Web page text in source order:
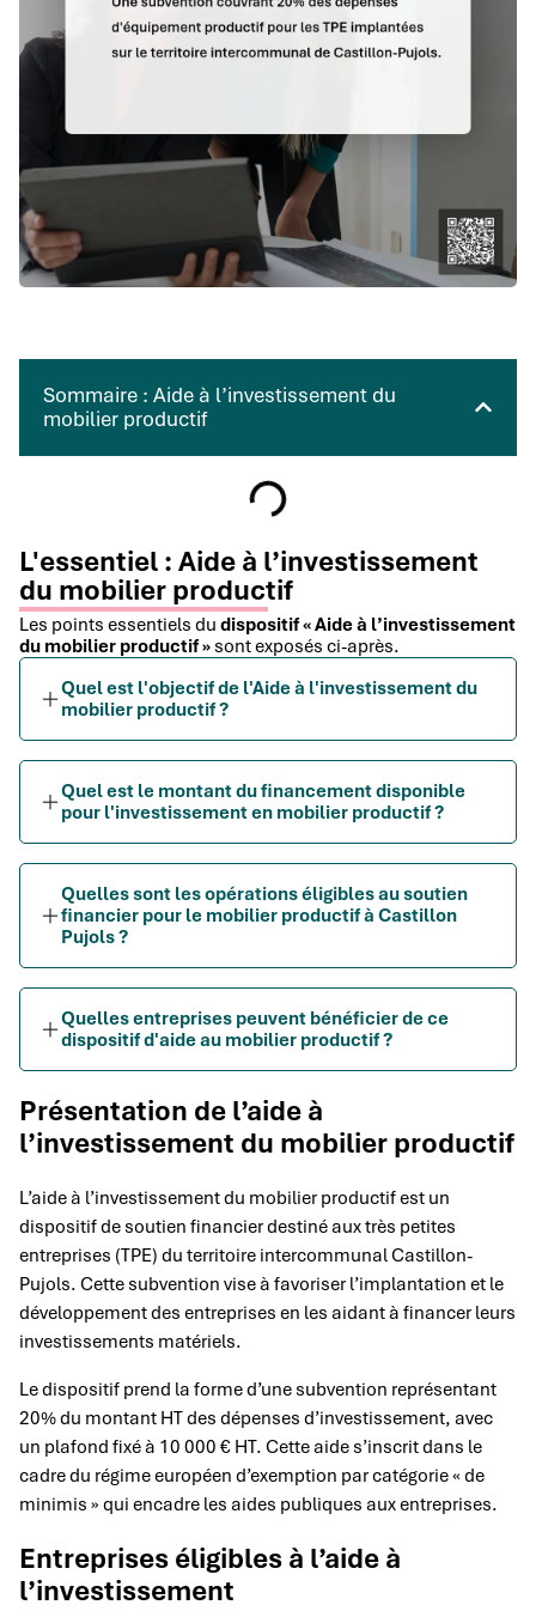
Sommaire : Aide à l’investissement du
mobilier productif
L'essentiel : Aide à l’investissement
du mobilier productif
Les points essentiels du dispositif « Aide à l’investissement
du mobilier productif » sont exposés ci-après.
Quel est l'objectif de l'Aide à l'investissement du
mobilier productif ?
Quel est le montant du financement disponible
pour l'investissement en mobilier productif ?
Quelles sont les opérations éligibles au soutien
financier pour le mobilier productif à Castillon
Pujols ?
Quelles entreprises peuvent bénéficier de ce
dispositif d'aide au mobilier productif ?
Présentation de l’aide à
l’investissement du mobilier productif
L’aide à l’investissement du mobilier productif est un
dispositif de soutien financier destiné aux très petites
entreprises (TPE) du territoire intercommunal Castillon-
Pujols. Cette subvention vise à favoriser l’implantation et le
développement des entreprises en les aidant à financer leurs
investissements matériels.
Le dispositif prend la forme d’une subvention représentant
20% du montant HT des dépenses d’investissement, avec
un plafond fixé à 10 000 € HT. Cette aide s’inscrit dans le
cadre du régime européen d’exemption par catégorie « de
minimis » qui encadre les aides publiques aux entreprises.
Entreprises éligibles à l’aide à
l’investissement